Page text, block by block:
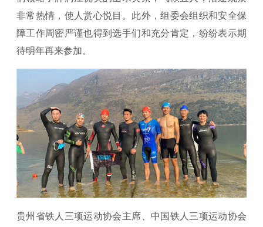
非常热情，使人赏心悦目。此外，组委会组织和安全保
障工作周密严谨也得到选手们和充分肯定，纷纷表示期
待明年再来参加。
贵州省铁人三项运动协会主席、中国铁人三项运动协会